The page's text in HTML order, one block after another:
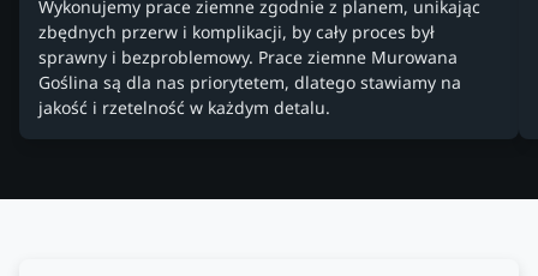
Wykonujemy prace ziemne zgodnie z planem, unikając
zbędnych przerw i komplikacji, by cały proces był
sprawny i bezproblemowy. Prace ziemne Murowana
Goślina są dla nas priorytetem, dlatego stawiamy na
jakość i rzetelność w każdym detalu.